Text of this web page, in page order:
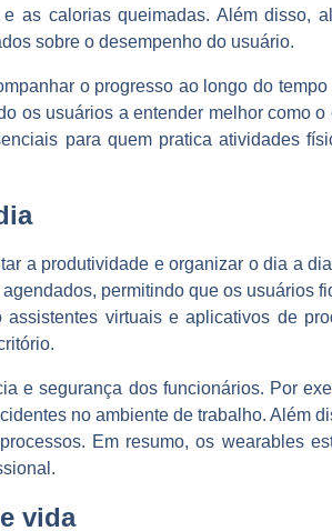
calorias queimadas. Além disso,
sobre o desempenho do usuário.
o progresso ao longo do
os usuários a entender melhor como
para quem pratica atividades
a produtividade e organizar o dia a
permitindo que os usuários
virtuais e aplicativos de
e segurança dos funcionários. Por
no ambiente de trabalho. Além
Em resumo, os wearables
vida